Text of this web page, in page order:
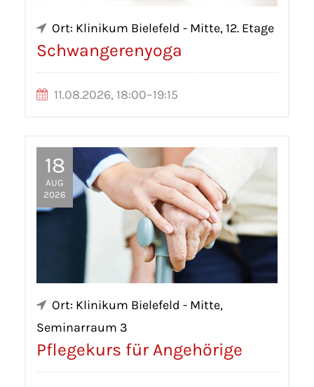
Ort: Klinikum Bielefeld - Mitte, 12. Etage
Schwangerenyoga
11.08.2026, 18:00–19:15
18
AUG
2026
Ort: Klinikum Bielefeld - Mitte,
Seminarraum 3
Pflegekurs für Angehörige